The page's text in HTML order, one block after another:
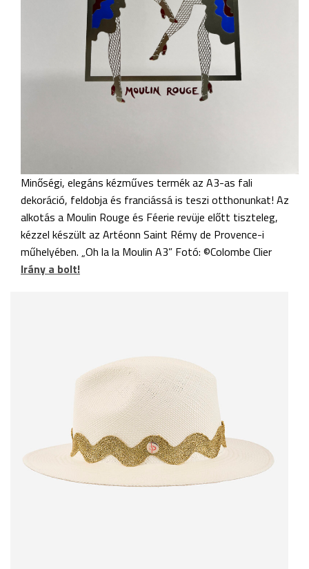
Minőségi, elegáns kézműves termék az A3-as fali
dekoráció, feldobja és franciássá is teszi otthonunkat! Az
alkotás a Moulin Rouge és Féerie revüje előtt tiszteleg,
kézzel készült az Artéonn Saint Rémy de Provence-i
műhelyében. „Oh la la Moulin A3” Fotó: ©Colombe Clier
Irány a bolt!